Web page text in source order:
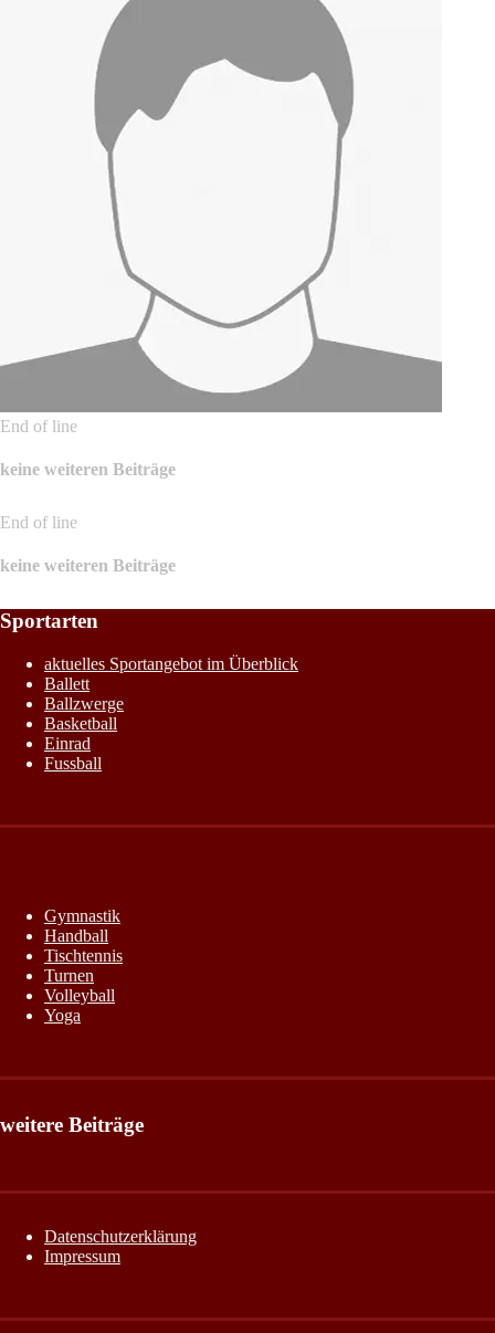
End of line
keine weiteren Beiträge
End of line
keine weiteren Beiträge
Sportarten
aktuelles Sportangebot im Überblick
Ballett
Ballzwerge
Basketball
Einrad
Fussball
Gymnastik
Handball
Tischtennis
Turnen
Volleyball
Yoga
weitere Beiträge
Datenschutzerklärung
Impressum